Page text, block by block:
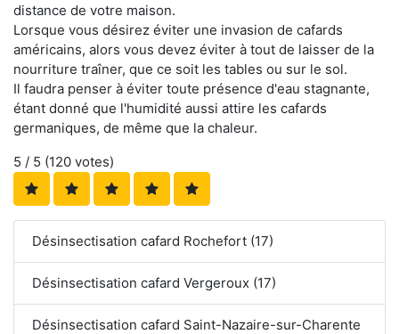
distance de votre maison.
Lorsque vous désirez éviter une invasion de cafards
américains, alors vous devez éviter à tout de laisser de la
nourriture traîner, que ce soit les tables ou sur le sol.
Il faudra penser à éviter toute présence d'eau stagnante,
étant donné que l'humidité aussi attire les cafards
germaniques, de même que la chaleur.
5 / 5 (120 votes)
Désinsectisation cafard Rochefort (17)
Désinsectisation cafard Vergeroux (17)
Désinsectisation cafard Saint-Nazaire-sur-Charente